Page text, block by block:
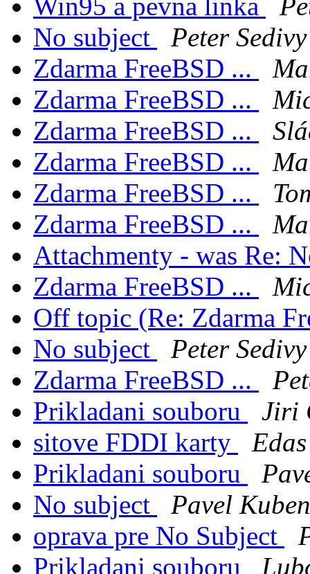
Win95 a pevna linka
No subject
Peter Sedivy
Zdarma FreeBSD ...
Zdarma FreeBSD ...
Zdarma FreeBSD ...
Zdarma FreeBSD ...
Zdarma FreeBSD ...
Zdarma FreeBSD ...
Attachmenty - was Re:
Zdarma FreeBSD ...
Off topic (Re: Zdarma
No subject
Peter Sedivy
Zdarma FreeBSD ...
Prikladani souboru
Jiri
sitove FDDI karty
Edas
Prikladani souboru
No subject
Pavel
oprava pre No Subject
Prikladani souboru